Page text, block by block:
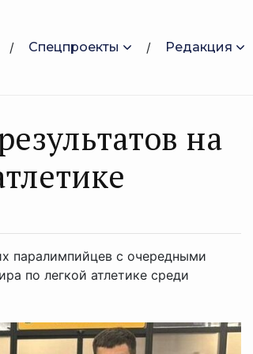
Спецпроекты Редакция
на
паралимпийцев с очередными
по легкой атлетике среди